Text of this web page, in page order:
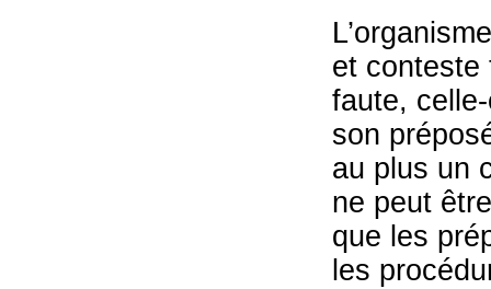
et conteste
faute,
son
au plus un
ne peut
que les
les